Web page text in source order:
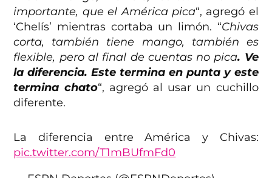
importante, que el América pica“, agregó el
‘Chelís’ mientras cortaba un limón. “Chivas
corta, también tiene mango, también es
flexible, pero al final de cuentas no pica. Ve
la diferencia. Este termina en punta y este
termina chato“, agregó al usar un cuchillo
diferente.
La diferencia entre América y Chivas:
pic.twitter.com/T1mBUfmFd0